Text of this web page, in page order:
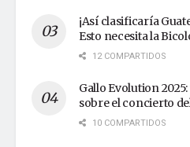
¡Así clasificaría
Esto necesita la
12 COMPARTIDOS
Gallo Evolution
sobre el concierto
10 COMPARTIDOS